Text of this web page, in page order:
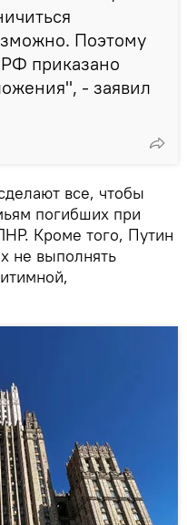
Поэтому
приказано
- заявил
все, чтобы
погибших при
Кроме того, Путин
не выполнять